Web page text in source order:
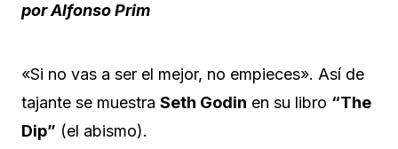
porAlfonso Prim
«Si no vas a ser el mejor, no empieces». Así de
tajante se muestra Seth Godin en su libro “The
Dip” (el abismo).